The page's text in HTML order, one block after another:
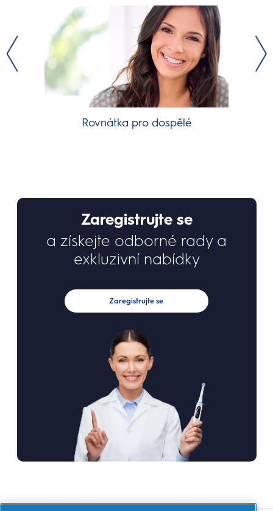
Rovnátka pro dospělé
Zaregistrujte se
a získejte odborné rady a
exkluzivní nabídky
Zaregistrujte se